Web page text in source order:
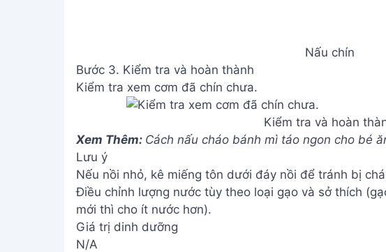
Nấu chín
Bước 3. Kiểm tra và hoàn thành
Kiểm tra xem cơm đã chín chưa.
Kiểm tra và hoàn
Xem Thêm: Cách nấu cháo bánh mì táo ngon cho bé
Lưu ý
Nếu nồi nhỏ, kê miếng tôn dưới đáy nồi để tránh bị
Điều chỉnh lượng nước tùy theo loại gạo và sở thích
mới thì cho ít nước hơn).
Giá trị dinh dưỡng
N/A